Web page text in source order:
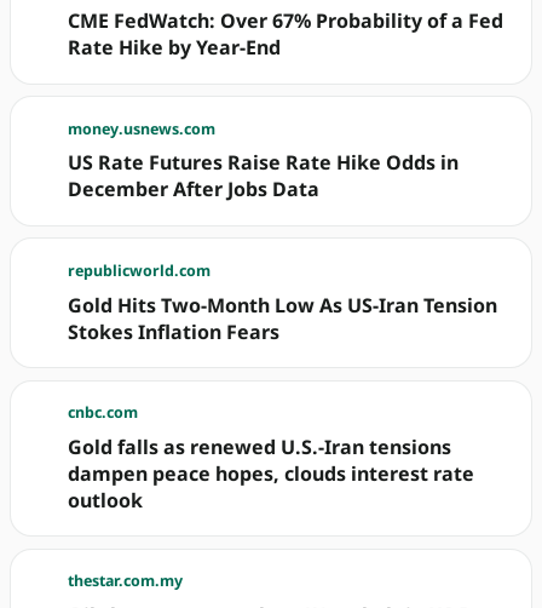
CME FedWatch: Over 67% Probability of a Fed
Rate Hike by Year-End
money.usnews.com
US Rate Futures Raise Rate Hike Odds in
December After Jobs Data
republicworld.com
Gold Hits Two-Month Low As US-Iran Tension
Stokes Inflation Fears
cnbc.com
Gold falls as renewed U.S.-Iran tensions
dampen peace hopes, clouds interest rate
outlook
thestar.com.my